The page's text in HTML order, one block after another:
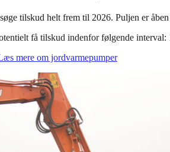
tilskud helt frem til 2026. Puljen er
få tilskud indenfor følgende interval:
mere om jordvarmepumper